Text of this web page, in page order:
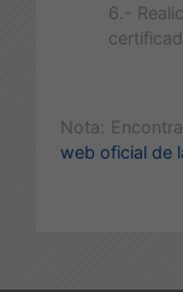
6.-
Nota:
web oficial de